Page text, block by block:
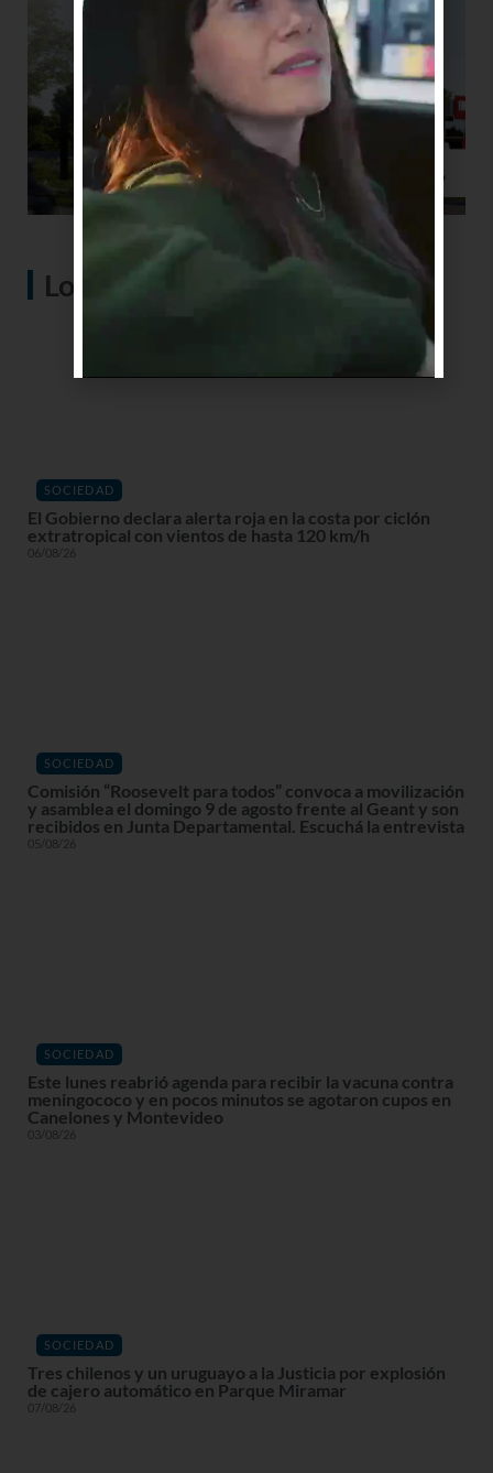
Lo más visto
SOCIEDAD
El Gobierno declara alerta roja en la costa por ciclón
extratropical con vientos de hasta 120 km/h
06/08/26
SOCIEDAD
Comisión “Roosevelt para todos” convoca a movilización
y asamblea el domingo 9 de agosto frente al Geant y son
recibidos en Junta Departamental. Escuchá la entrevista
05/08/26
SOCIEDAD
Este lunes reabrió agenda para recibir la vacuna contra
meningococo y en pocos minutos se agotaron cupos en
Canelones y Montevideo
03/08/26
SOCIEDAD
Tres chilenos y un uruguayo a la Justicia por explosión
de cajero automático en Parque Miramar
07/08/26